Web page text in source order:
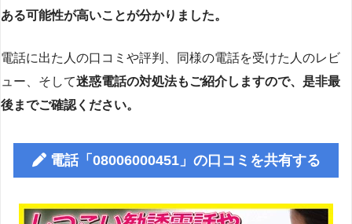
ある可能性が高いことが分かりました。
電話に出た人の口コミや評判、同様の電話を受けた人のレビ
ュー、そして迷惑電話の対処法もご紹介しますので、是非最
後までご確認ください。
電話「08006000451」の口コミを共有する